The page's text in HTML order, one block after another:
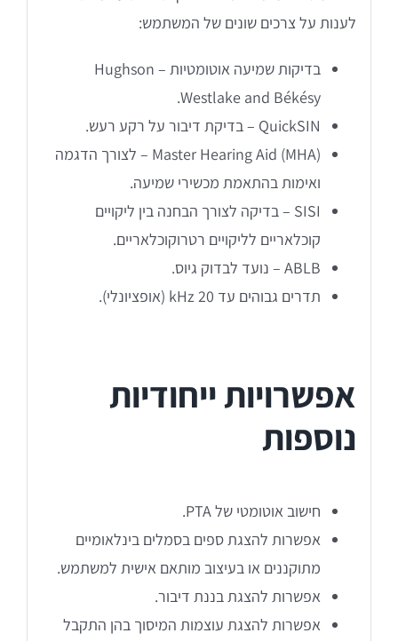
תאים אטומים
לענות על צרכים שונים של המשתמש:
בדיקות שמיעה אוטומטיות – Hughson
Westlake and Békésy.
QuickSIN – בדיקת דיבור על רקע רעש.
Master Hearing Aid (MHA) – לצורך הדגמה
ואימות בהתאמת מכשירי שמיעה.
SISI – בדיקה לצורך הבחנה בין ליקויים
קוכלאריים לליקויים רטרוקוכלאריים.
ABLB – נועד לבדוק גיוס.
תדרים גבוהים עד 20 kHz (אופציונלי).
אפשרויות ייחודיות
נוספות
חישוב אוטומטי של PTA.
אפשרות להצגת ספים בסמלים בינלאומיים
מתוקננים או בעיצוב מותאם אישית למשתמש.
אפשרות להצגת בננת דיבור.
אפשרות להצגת עוצמות המיסוך בהן התקבל